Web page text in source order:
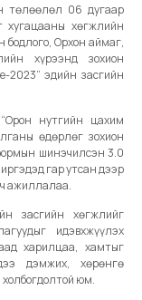
төлөөлөл 06 дугаар
хугацааны хөгжлийн
бодлого, Орхон аймаг,
хүрээнд зохион
2023” эдийн засгийн
нутгийн цахим
өдөрлөг зохион
шинэчилсэн 3.0
гар утсан дээр
ажиллалаа.
засгийн хөгжлийг
идэвхжүүлэх
харилцаа, хамтыг
дэмжих, хөрөнгө
юм.